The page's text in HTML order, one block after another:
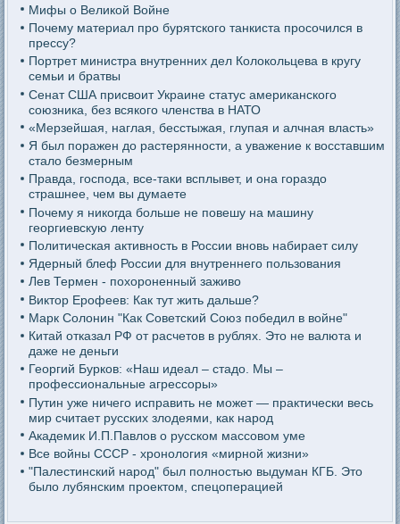
Мифы о Великой Войне
Почему материал про бурятского танкиста просочился в
прессу?
Портрет министра внутренних дел Колокольцева в кругу
семьи и братвы
Сенат США присвоит Украине статус американского
союзника, без всякого членства в НАТО
«Мерзейшая, наглая, бесстыжая, глупая и алчная власть»
Я был поражен до растерянности, а уважение к восставшим
стало безмерным
Правда, господа, все-таки всплывет, и она гораздо
страшнее, чем вы думаете
Почему я никогда больше не повешу на машину
георгиевскую ленту
Политическая активность в России вновь набирает силу
Ядерный блеф России для внутреннего пользования
Лев Термен - похороненный заживо
Виктор Ерофеев: Как тут жить дальше?
Марк Солонин "Как Советский Союз победил в войне"
Китай отказал РФ от расчетов в рублях. Это не валюта и
даже не деньги
Георгий Бурков: «Наш идеал – стадо. Мы –
профессиональные агрессоры»
Путин уже ничего исправить не может — практически весь
мир считает русских злодеями, как народ
Академик И.П.Павлов о русском массовом уме
Все войны СССР - хронология «мирной жизни»
"Палестинский народ" был полностью выдуман КГБ. Это
было лубянским проектом, спецоперацией